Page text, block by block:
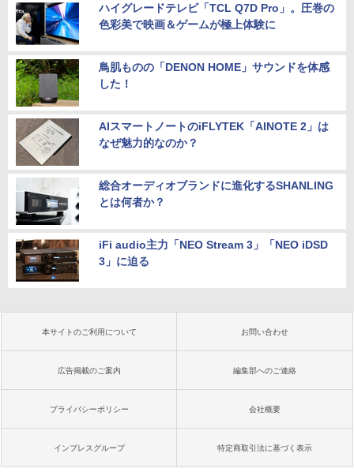
ハイグレードテレビ「TCL Q7D Pro」。圧巻の
色彩美で映画＆ゲームが極上体験に
鳥肌ものの「DENON HOME」サウンドを体感
した！
AIスマートノートのiFLYTEK「AINOTE 2」は
なぜ魅力的なのか？
総合オーディオブランドに進化するSHANLING
とは何者か？
iFi audio主力「NEO Stream 3」「NEO iDSD
3」に迫る
本サイトのご利用について お問い合わせ
広告掲載のご案内 編集部へのご連絡
プライバシーポリシー 会社概要
インプレスグループ 特定商取引法に基づく表示